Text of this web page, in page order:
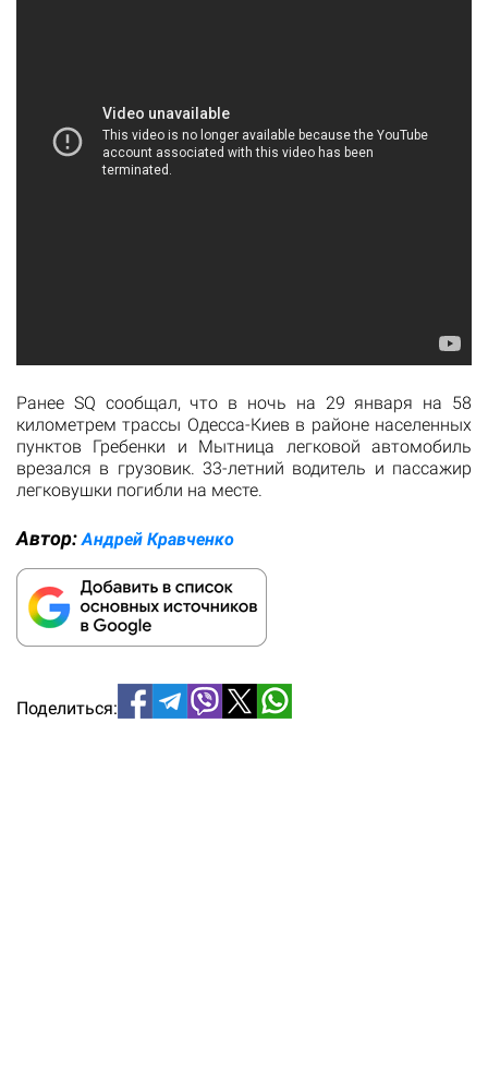
Ранее SQ сообщал, что в ночь на 29 января на 58
километрем трассы Одесса-Киев в районе населенных
пунктов Гребенки и Мытница легковой автомобиль
врезался в грузовик. 33-летний водитель и пассажир
легковушки погибли на месте.
Автор: Андрей Кравченко
Поделиться: